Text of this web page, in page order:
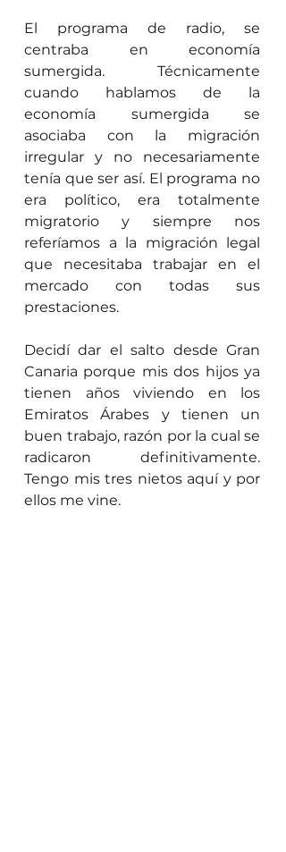
El programa de radio, se
centraba en economía
sumergida. Técnicamente
cuando hablamos de la
economía sumergida se
asociaba con la migración
irregular y no necesariamente
tenía que ser así. El programa no
era político, era totalmente
migratorio y siempre nos
referíamos a la migración legal
que necesitaba trabajar en el
mercado con todas sus
prestaciones.
Decidí dar el salto desde Gran
Canaria porque mis dos hijos ya
tienen años viviendo en los
Emiratos Árabes y tienen un
buen trabajo, razón por la cual se
radicaron definitivamente.
Tengo mis tres nietos aquí y por
ellos me vine.